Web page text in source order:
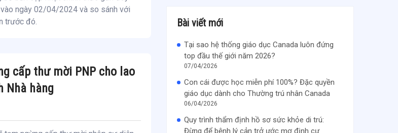
ngày 02/04/2024 và so sánh với
trước đó.
cấp thư mời PNP cho lao
Nhà hàng
Bài viết mới
Tại sao hệ thống giáo dục Canada luôn đứng
top đầu thế giới năm 2026?
07/04/2026
Con cái được học miễn phí 100%? Đặc quyền
giáo dục dành cho Thường trú nhân Canada
06/04/2026
Quy trình thẩm định hồ sơ sức khỏe di trú:
Đừng để bệnh lý cản trở ước mơ định cư